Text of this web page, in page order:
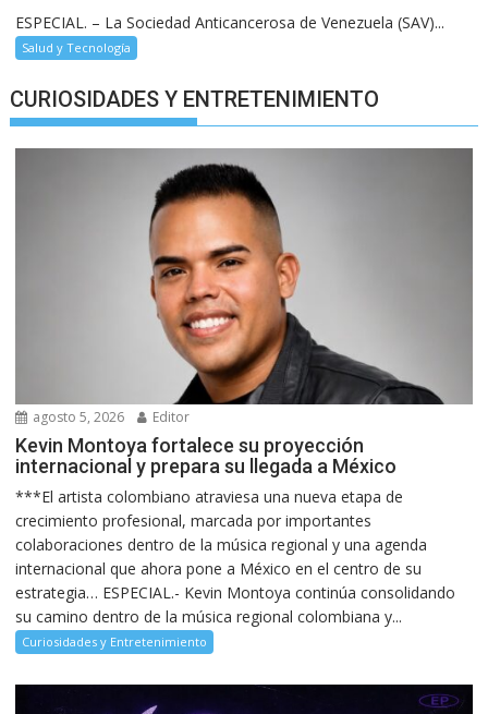
ESPECIAL. – La Sociedad Anticancerosa de Venezuela (SAV)...
Salud y Tecnología
CURIOSIDADES Y ENTRETENIMIENTO
agosto 5, 2026 Editor
Kevin Montoya fortalece su proyección
internacional y prepara su llegada a México
***El artista colombiano atraviesa una nueva etapa de
crecimiento profesional, marcada por importantes
colaboraciones dentro de la música regional y una agenda
internacional que ahora pone a México en el centro de su
estrategia… ESPECIAL.- Kevin Montoya continúa consolidando
su camino dentro de la música regional colombiana y...
Curiosidades y Entretenimiento